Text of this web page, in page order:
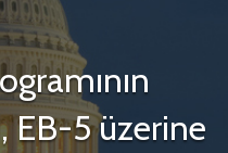
EB-5 üzerine